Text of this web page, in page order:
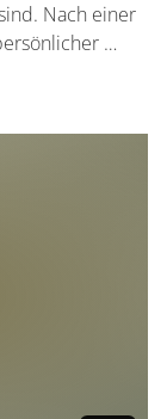
Nach einer
…